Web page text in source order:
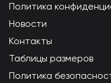
Политика
Новости
Контакты
Таблицы размеров
Политика